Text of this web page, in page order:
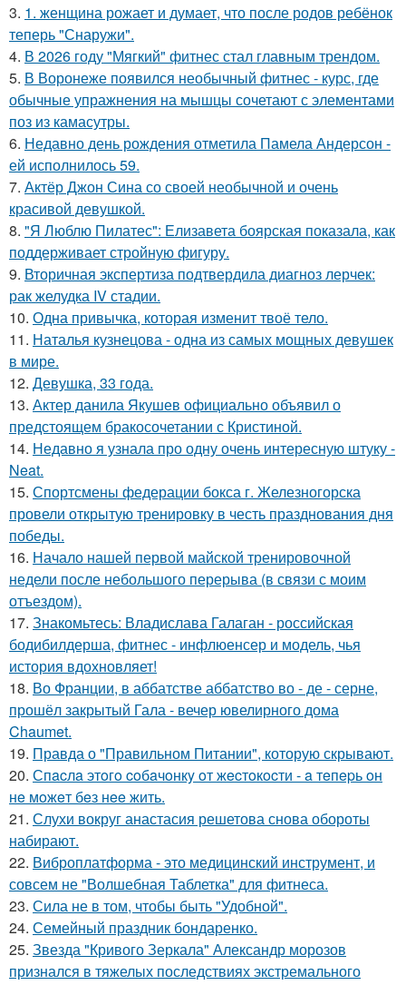
3. 1. женщина рожает и думает, что после родов ребёнок
теперь "Снаружи".
4. В 2026 году "Мягкий" фитнес стал главным трендом.
5. В Воронеже появился необычный фитнес - курс, где
обычные упражнения на мышцы сочетают с элементами
поз из камасутры.
6. Недавно день рождения отметила Памела Андерсон -
ей исполнилось 59.
7. Актёр Джон Сина со своей необычной и очень
красивой девушкой.
8. "Я Люблю Пилатес": Елизавета боярская показала, как
поддерживает стройную фигуру.
9. Вторичная экспертиза подтвердила диагноз лерчек:
рак желудка IV стадии.
10. Одна привычка, которая изменит твоё тело.
11. Наталья кузнецова - одна из самых мощных девушек
в мире.
12. Девушка, 33 года.
13. Актер данила Якушев официально объявил о
предстоящем бракосочетании с Кристиной.
14. Недавно я узнала про одну очень интересную штуку -
Neat.
15. Спортсмены федерации бокса г. Железногорска
провели открытую тренировку в честь празднования дня
победы.
16. Начало нашей первой майской тренировочной
недели после небольшого перерыва (в связи с моим
отъездом).
17. Знакомьтесь: Владислава Галаган - российская
бодибилдерша, фитнес - инфлюенсер и модель, чья
история вдохновляет!
18. Во Франции, в аббатстве аббатство во - де - серне,
прошёл закрытый Гала - вечер ювелирного дома
Chaumet.
19. Правда о "Правильном Питании", которую скрывают.
20. Спacлa этoгo coбaчoнкy oт жecтoкocти - a тeпepь oн
нe мoжeт бeз нee жить.
21. Слухи вокруг анастасия решетова снова обороты
набирают.
22. Виброплатформа - это медицинский инструмент, и
совсем не "Волшебная Таблетка" для фитнеса.
23. Сила не в том, чтобы быть "Удобной".
24. Семейный праздник бондаренко.
25. Звезда "Кривого Зеркала" Александр морозов
признался в тяжелых последствиях экстремального